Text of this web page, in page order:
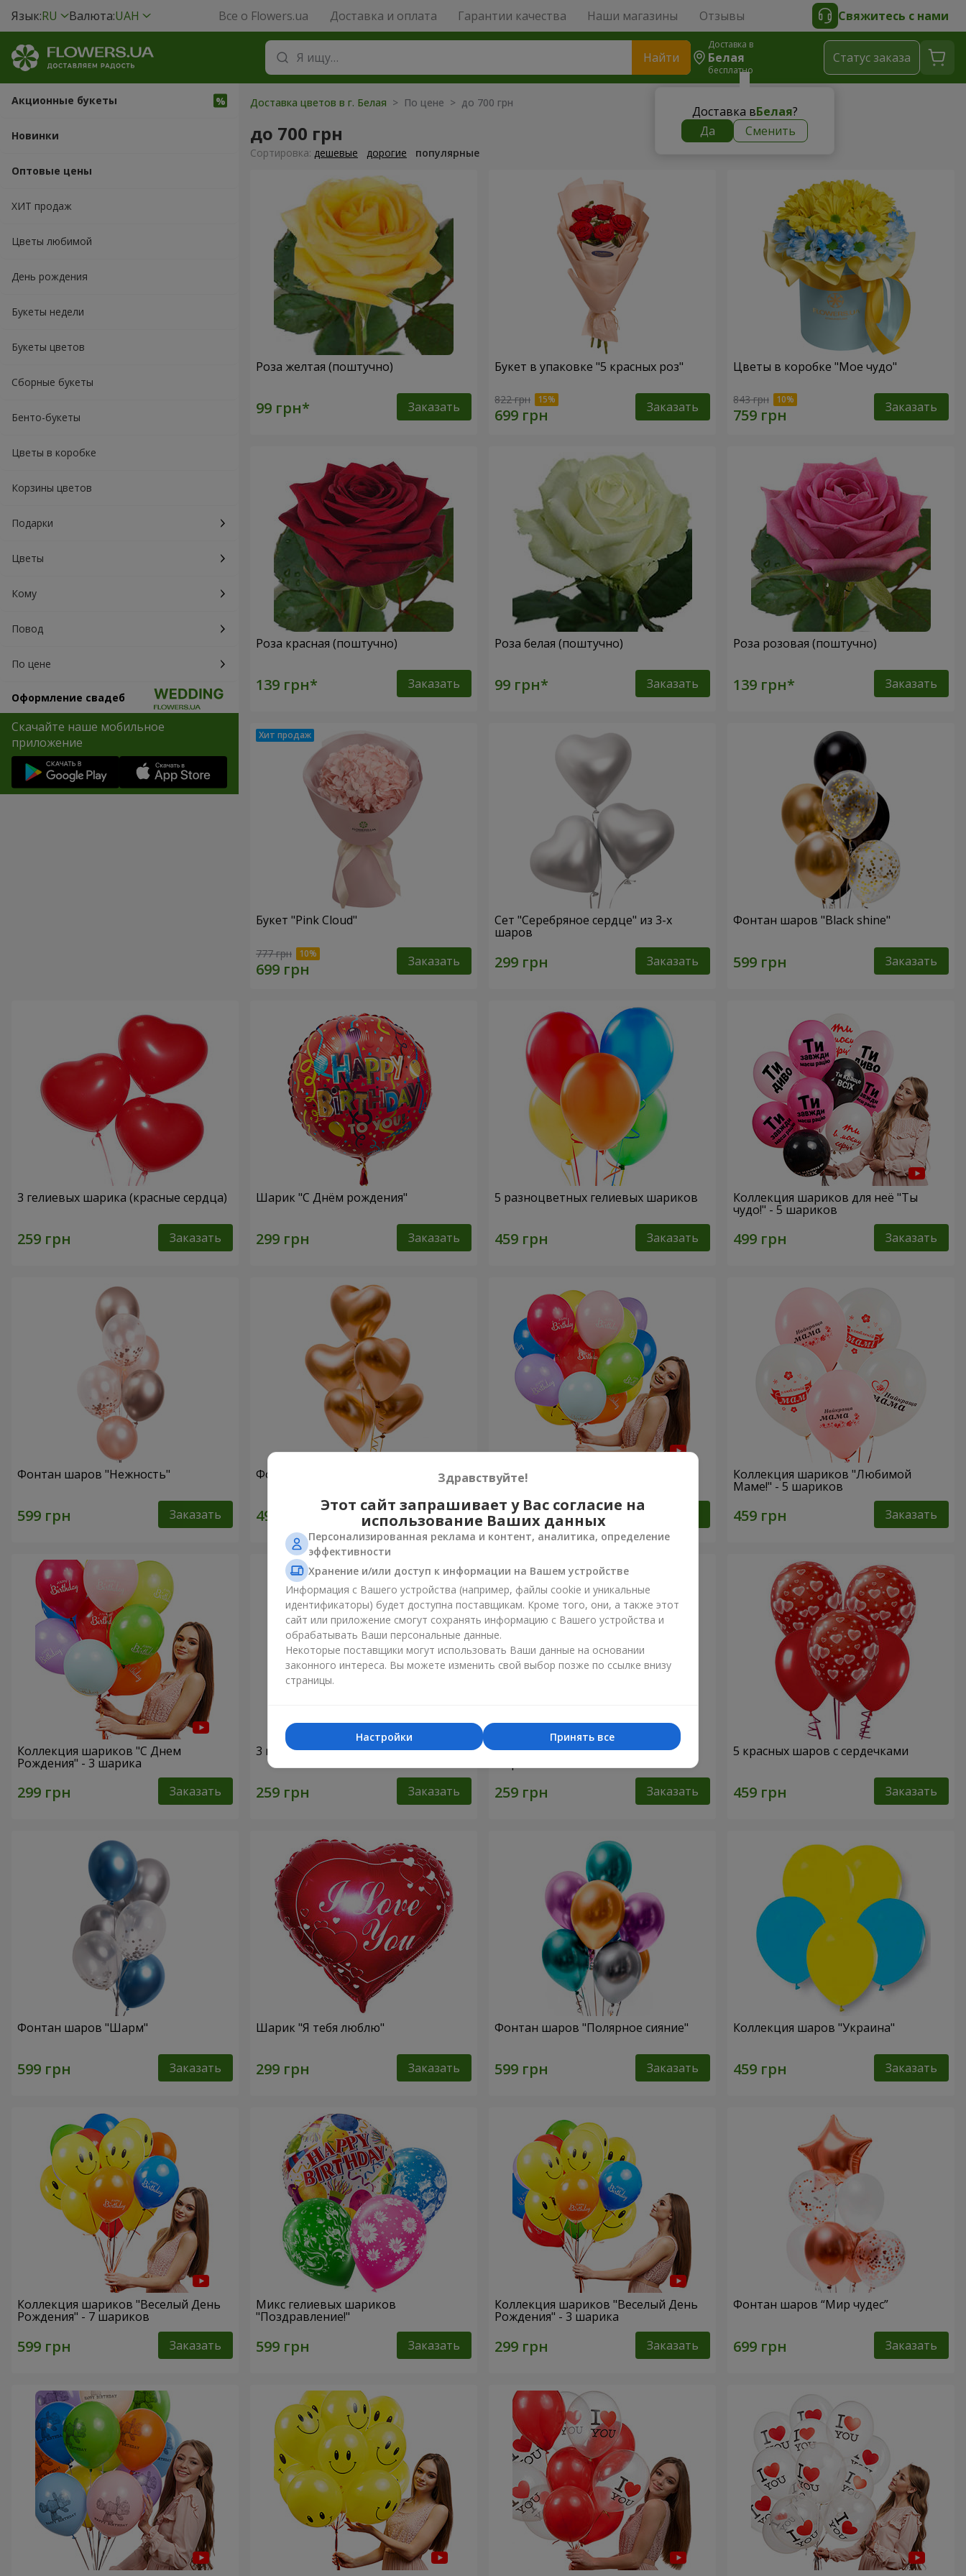
Язык:RU Валюта:UAH Все о Flowers.ua Доставка и оплата Гарантии качества Наши магазины Отзывы Свяжитесь с нами
Найти
Доставка в
Белая
бесплатно
Доставка вБелая?
Да
Сменить
Cтатус заказа
Акционные букеты
Новинки
Оптовые цены
ХИТ продаж
Цветы любимой
День рождения
Букеты недели
Букеты цветов
Сборные букеты
Бенто-букеты
Цветы в коробке
Корзины цветов
Подарки
Цветы
Кому
Повод
По цене
Оформление свадеб
Скачайте наше мобильное
приложение
Доставка цветов в г. Белая > По цене > до 700 грн
до 700 грн
Cортировка: дешевые дорогие популярные
Роза желтая (поштучно)
Заказать
Букет в упаковке "5 красных роз"
822 грн Заказать
Цветы в коробке "Мое чудо"
843 грн Заказать
Роза красная (поштучно)
Заказать
Роза белая (поштучно)
Заказать
Роза розовая (поштучно)
Заказать
Букет "Pink Cloud"
777 грн Заказать
Сет "Серебряное сердце" из 3-х
шаров
Заказать
Фонтан шаров "Black shine"
Заказать
3 гелиевых шарика (красные сердца)
Заказать
Шарик "С Днём рождения"
Заказать
5 разноцветных гелиевых шариков
Заказать
Коллекция шариков для неё "Ты
чудо!" - 5 шариков
Заказать
Фонтан шаров "Нежность"
Заказать
Фонтан шаров “Golden hearts”
Заказать
Коллекция шариков "С Днем
Рождения!"- 5 шариков
Коллекция шариков "Любимой
Маме!" - 5 шариков
Заказать
Коллекция шариков "С Днем
Рождения" - 3 шарика
Заказать
3 гелиевых шарика (розовые сердца)
Заказать
Коллекция шариков "Смайлики" - 3
Заказать
5 красных шаров с сердечками
Заказать
Фонтан шаров "Шарм"
Заказать
Шарик "Я тебя люблю"
Заказать
Фонтан шаров "Полярное сияние"
Заказать
Коллекция шаров "Украина"
Заказать
Коллекция шариков "Веселый День
Рождения" - 7 шариков
Заказать
Микс гелиевых шариков
"Поздравление!"
Заказать
Коллекция шариков "Веселый День
Рождения" - 3 шарика
Заказать
Фонтан шаров “Мир чудес”
Заказать
Здравствуйте!
Этот сайт запрашивает у Вас согласие на
использование Ваших данных
Персонализированная реклама и контент, аналитика, определение
эффективности
Хранение и/или доступ к информации на Вашем устройстве
Информация с Вашего устройства (например, файлы cookie и уникальные
идентификаторы) будет доступна поставщикам. Кроме того, они, а также этот
сайт или приложение смогут сохранять информацию с Вашего устройства и
обрабатывать Ваши персональные данные.
Некоторые поставщики могут использовать Ваши данные на основании
законного интереса. Вы можете изменить свой выбор позже по ссылке внизу
страницы.
Принять все
Настройки